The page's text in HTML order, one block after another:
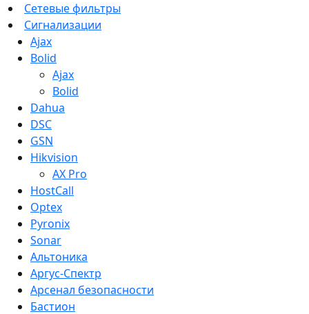
Сетевые фильтры
Сигнализации
Ajax
Bolid
Ajax
Bolid
Dahua
DSC
GSN
Hikvision
AX Pro
HostCall
Optex
Pyronix
Sonar
Альтоника
Аргус-Спектр
Арсенал безопасности
Бастион